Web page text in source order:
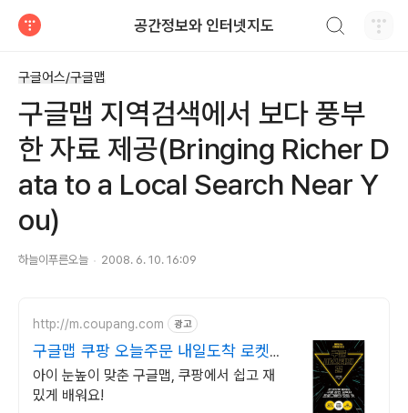
공간정보와 인터넷지도
구글어스/구글맵
구글맵 지역검색에서 보다 풍부
한 자료 제공(Bringing Richer D
ata to a Local Search Near Y
ou)
하늘이푸른오늘 2008. 6. 10. 16:09
http://m.coupang.com 광고
구글맵 쿠팡 오늘주문 내일도착 로켓배
송
아이 눈높이 맞춘 구글맵, 쿠팡에서 쉽고 재
밌게 배워요!